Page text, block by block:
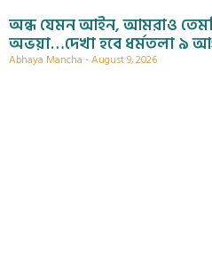
অন্ধ যেমন আইন, আমরাও
অভয়া…দেখা হবে ধর্মতলা ৯
Abhaya Mancha August 9, 2026